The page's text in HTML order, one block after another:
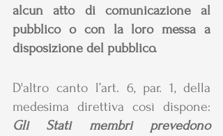
alcun atto di comunicazione al
pubblico o con la loro messa a
disposizione del pubblico.
D'altro canto l’art. 6, par. 1, della
Gli Stati membri prevedono